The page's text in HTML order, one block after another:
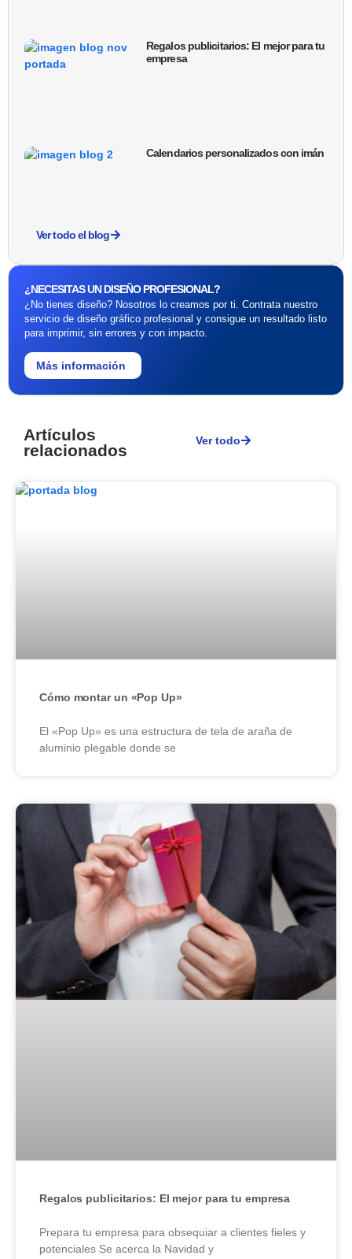
Regalos publicitarios: El mejor para tu
empresa
Calendarios personalizados con imán
Ver todo el blog
¿NECESITAS UN DISEÑO PROFESIONAL?
¿No tienes diseño? Nosotros lo creamos por ti. Contrata nuestro
servicio de diseño gráfico profesional y consigue un resultado listo
para imprimir, sin errores y con impacto.
Más información
Artículos
relacionados
Ver todo
Cómo montar un «Pop Up»
El «Pop Up» es una estructura de tela de araña de
aluminio plegable donde se
Regalos publicitarios: El mejor para tu empresa
Prepara tu empresa para obsequiar a clientes fieles y
potenciales Se acerca la Navidad y